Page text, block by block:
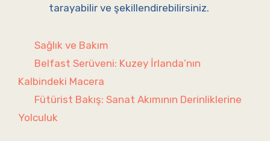
tarayabilir ve şekillendirebilirsiniz.
Kategoriler
Sağlık ve Bakım
Belfast Serüveni: Kuzey İrlanda’nın
Kalbindeki Macera
Fütürist Bakış: Sanat Akımının Derinliklerine
Yolculuk